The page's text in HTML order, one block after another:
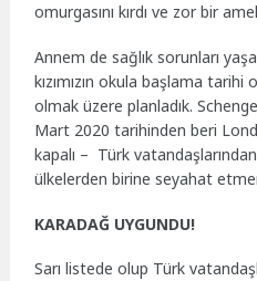
omurgasını kırdı ve zor bir
Annem de sağlık sorunları
kızımızın okula başlama tarihi
olmak üzere planladık.
Mart 2020 tarihinden beri
kapalı – Türk
ülkelerden birine seyahat
KARADAĞ UYGUNDU!
Sarı listede olup Türk